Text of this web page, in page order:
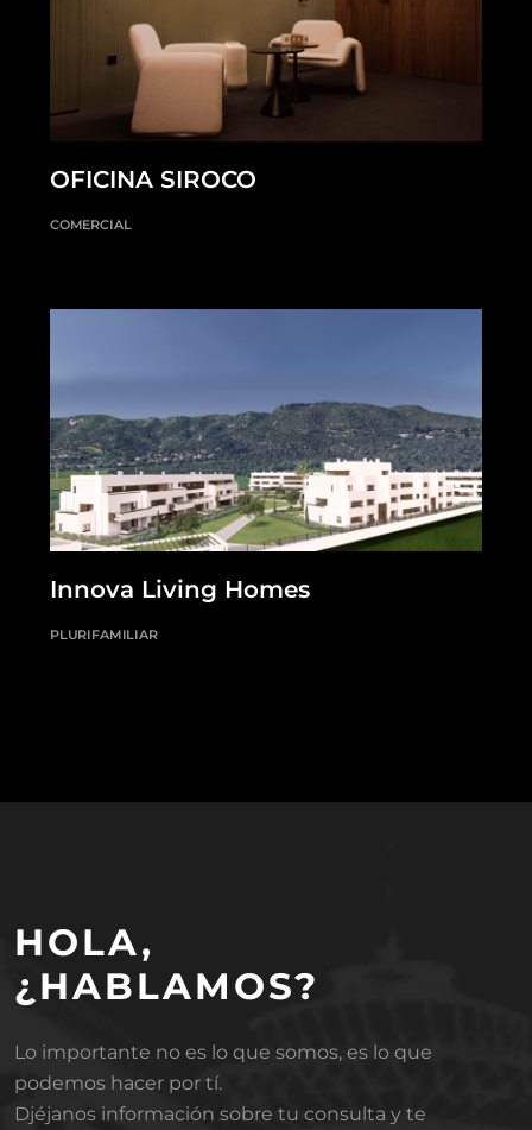
OFICINA SIROCO
COMERCIAL
Innova Living Homes
PLURIFAMILIAR
HOLA,
¿HABLAMOS?
Lo importante no es lo que somos, es lo que
podemos hacer por tí.
Djéjanos información sobre tu consulta y te